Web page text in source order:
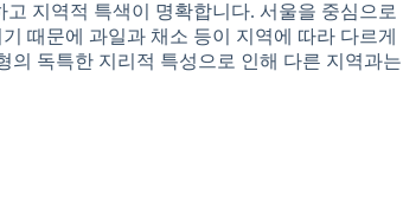
지역적 특색이 명확합니다. 서울을 중심으로
때문에 과일과 채소 등이 지역에 따라 다르게
독특한 지리적 특성으로 인해 다른 지역과는